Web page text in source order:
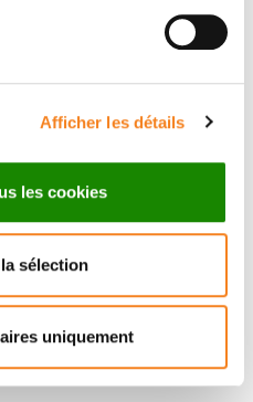
Afficher les détails
les cookies
sélection
uniquement
sur les réseaux
à notre newsletter.
à la newsletter